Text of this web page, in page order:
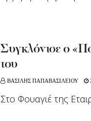
Συγκλόνισε ο
του
ΒΑΣΙΛΗΣ ΠΑΠΑΒΑΣΙΛΕΙΟΥ
Στο Φουαγιέ της